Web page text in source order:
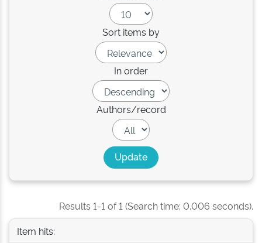
Sort items by
In order
Authors/record
Results 1-1 of 1 (Search time: 0.006 seconds).
Item hits: